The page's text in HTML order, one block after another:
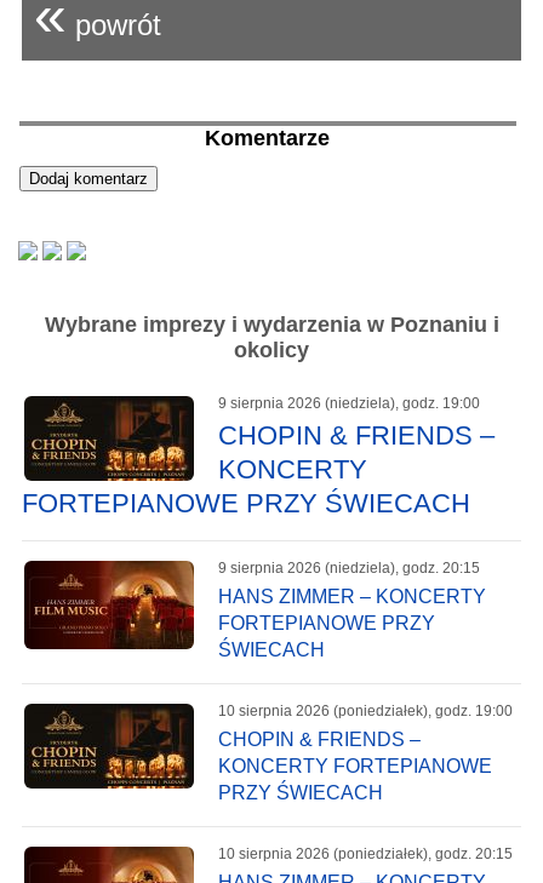
« powrót
Komentarze
Wybrane imprezy i wydarzenia w Poznaniu i
okolicy
9 sierpnia 2026 (niedziela), godz. 19:00
CHOPIN & FRIENDS –
KONCERTY
FORTEPIANOWE PRZY ŚWIECACH
9 sierpnia 2026 (niedziela), godz. 20:15
HANS ZIMMER – KONCERTY
FORTEPIANOWE PRZY
ŚWIECACH
10 sierpnia 2026 (poniedziałek), godz. 19:00
CHOPIN & FRIENDS –
KONCERTY FORTEPIANOWE
PRZY ŚWIECACH
10 sierpnia 2026 (poniedziałek), godz. 20:15